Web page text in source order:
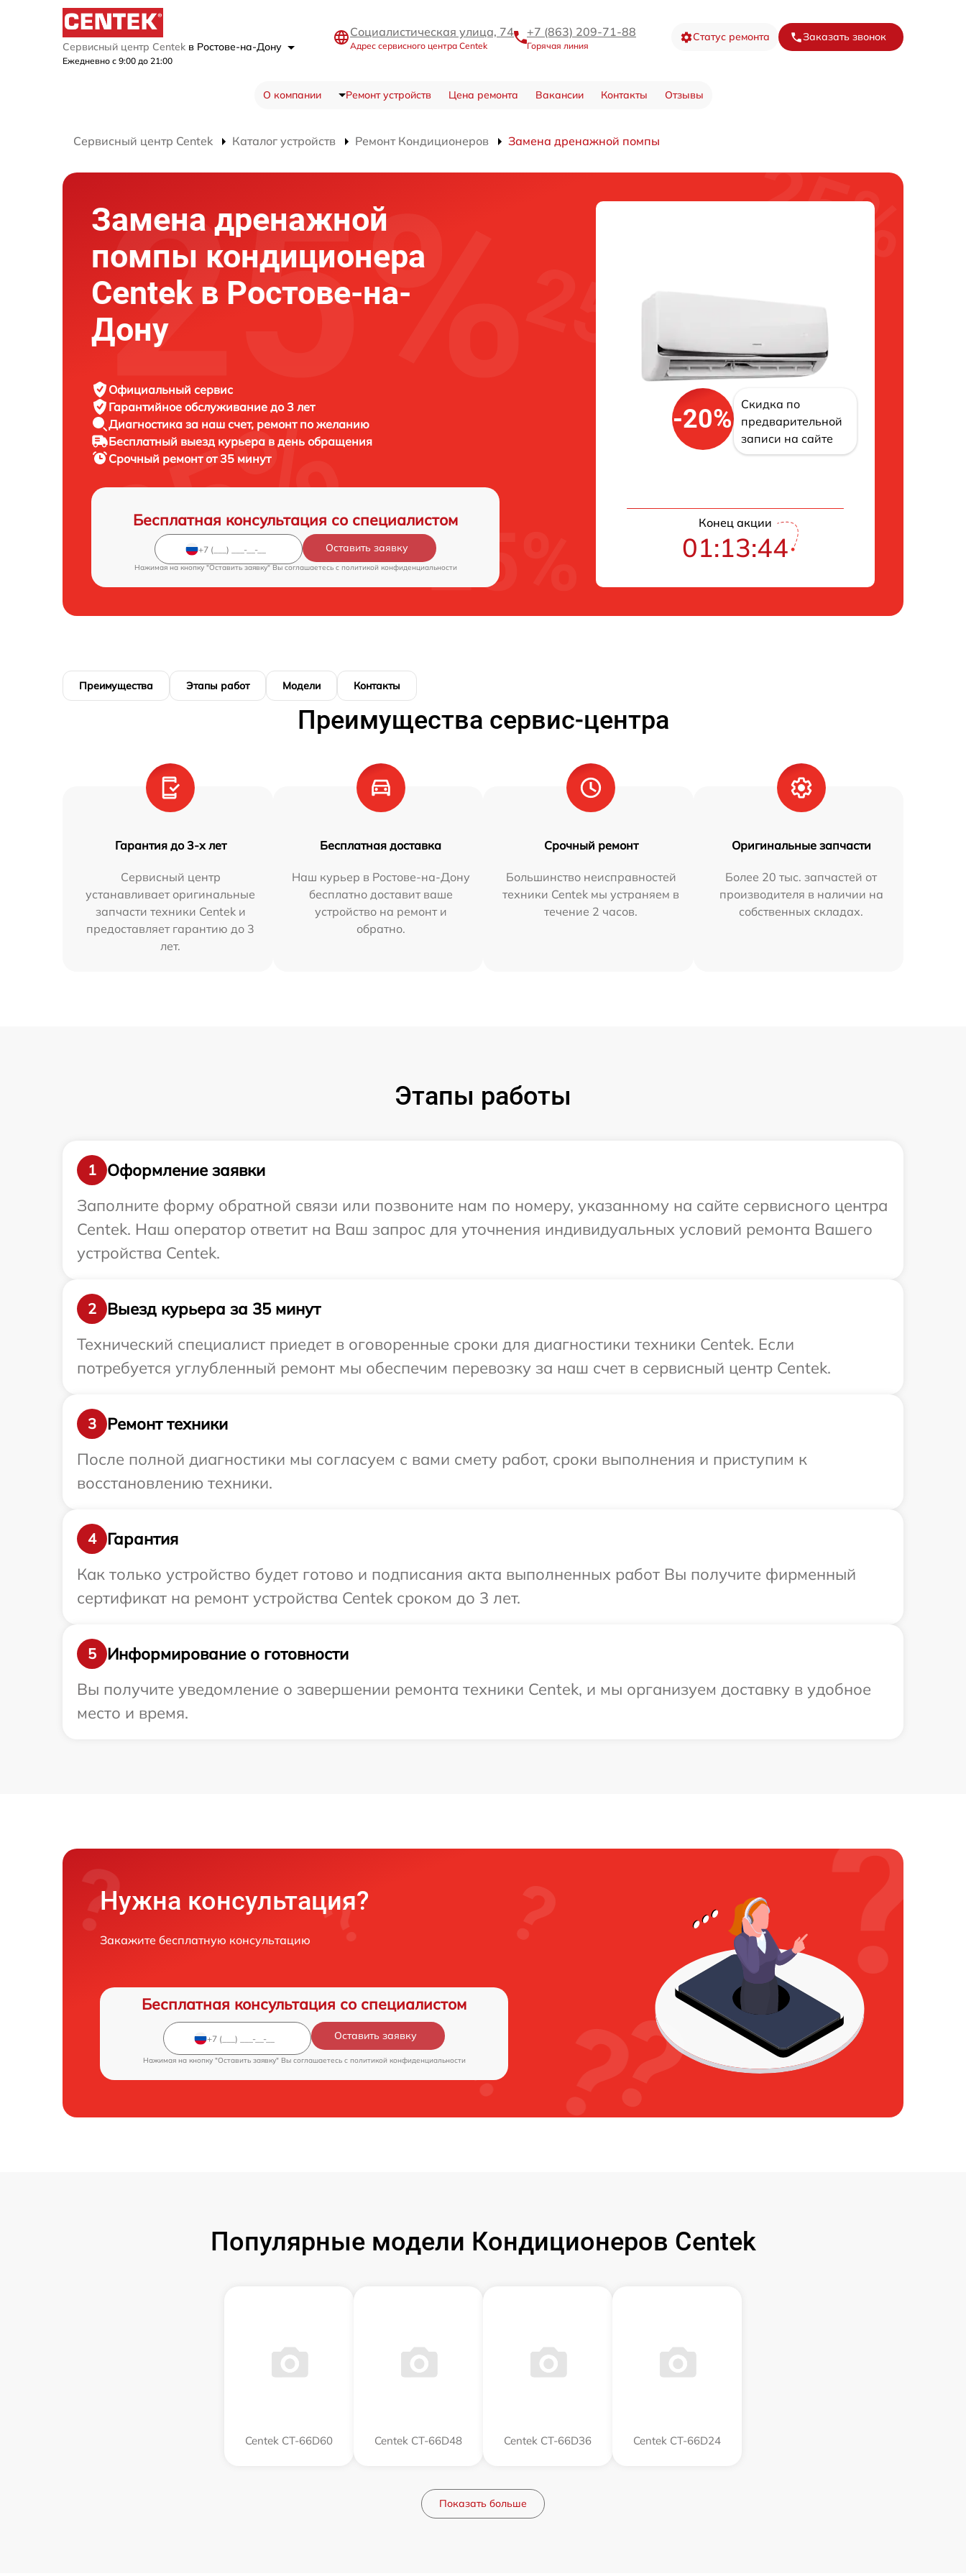
Сервисный центр Centek в Ростове-на-Дону
Ежедневно с 9:00 до 21:00
Социалистическая улица, 74
Адрес сервисного центра Centek
+7 (863) 209-71-88
Горячая линия
Статус ремонта Заказать звонок
О компании Ремонт устройств Цена ремонта Вакансии Контакты Отзывы
Сервисный центр Centek Каталог устройств Ремонт Кондиционеров Замена дренажной помпы
Замена дренажной
помпы кондиционера
Centek в Ростове-на-
Дону
Официальный сервис
Гарантийное обслуживание до 3 лет
Диагностика за наш счет, ремонт по желанию
Бесплатный выезд курьера в день обращения
Срочный ремонтот 35 минут
Бесплатная консультация со специалистом
Оставить заявку
Нажимая на кнопку "Оставить заявку" Вы соглашаетесь c политикой конфиденциальности
-20%
Скидка по
предварительной
записи на сайте
Конец акции
01:13:42
Преимущества Этапы работ Модели Контакты
Преимущества сервис-центра
Гарантия до 3-х лет
Сервисный центр
устанавливает оригинальные
запчасти техники Centek и
предоставляет гарантию до 3
лет.
Бесплатная доставка
Наш курьер в Ростове-на-Дону
бесплатно доставит ваше
устройство на ремонт и
обратно.
Срочный ремонт
Большинство неисправностей
техники Centek мы устраняем в
течение 2 часов.
Оригинальные запчасти
Более 20 тыс. запчастей от
производителя в наличии на
собственных складах.
Этапы работы
1
Оформление заявки
Заполните форму обратной связи или позвоните нам по номеру, указанному на сайте сервисного центра
Centek. Наш оператор ответит на Ваш запрос для уточнения индивидуальных условий ремонта Вашего
устройства Centek.
2
Выезд курьера за 35 минут
Технический специалист приедет в оговоренные сроки для диагностики техники Centek. Если
потребуется углубленный ремонт мы обеспечим перевозку за наш счет в сервисный центр Centek.
3
Ремонт техники
После полной диагностики мы согласуем с вами смету работ, сроки выполнения и приступим к
восстановлению техники.
4
Гарантия
Как только устройство будет готово и подписания акта выполненных работ Вы получите фирменный
сертификат на ремонт устройства Centek сроком до 3 лет.
5
Информирование о готовности
Вы получите уведомление о завершении ремонта техники Centek, и мы организуем доставку в удобное
место и время.
Нужна консультация?
Закажите бесплатную консультацию
Бесплатная консультация со специалистом
Оставить заявку
Нажимая на кнопку "Оставить заявку" Вы соглашаетесь c политикой конфиденциальности
Популярные модели Кондиционеров Centek
Centek CT-66D60 Centek CT-66D48 Centek CT-66D36 Centek CT-66D24
Показать больше